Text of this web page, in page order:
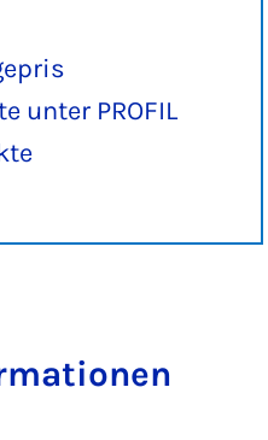
unter PROFIL